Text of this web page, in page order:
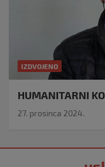
IZDVOJENO
HUMANITARNI
27. prosinca 2024.